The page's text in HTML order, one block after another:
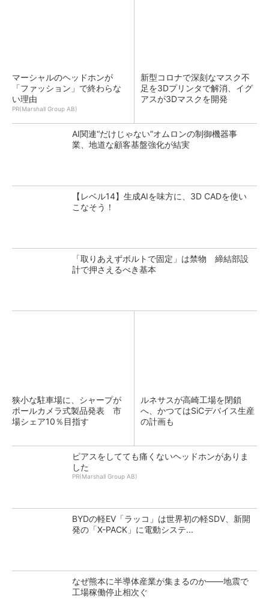
マーシャルのヘッドホンが
「ファッション」で終わらな
い理由
PR(Marshall Group AB)
新型コロナで深刻なマスク不
足を3Dプリンタで解消、イグ
アスが3Dマスクを開発
AI関連“だけじゃない”オムロンの制御機器事
業、地道な顧客基盤強化が結実
【レベル14】生成AIを味方に、3D CADを使い
こなそう！
「取りあえずボルトで固定」は禁物 締結部設
計で押さえるべき基本
狭小な駐車場に、シャープが
ポールカメラ式製品発表 市
場シェア10％目指す
ルネサスが高崎工場を閉鎖
へ、かつてはSiCデバイス生産
の計画も
ピアスをしてても痛くないヘッドホンがありま
した
PR(Marshall Group AB)
BYDの軽EV「ラッコ」は世界初の軽SDV、新開
発の「X-PACK」に電動システ...
なぜ熊本に半導体産業が集まるのか――地震で
工場稼働停止相次ぐ